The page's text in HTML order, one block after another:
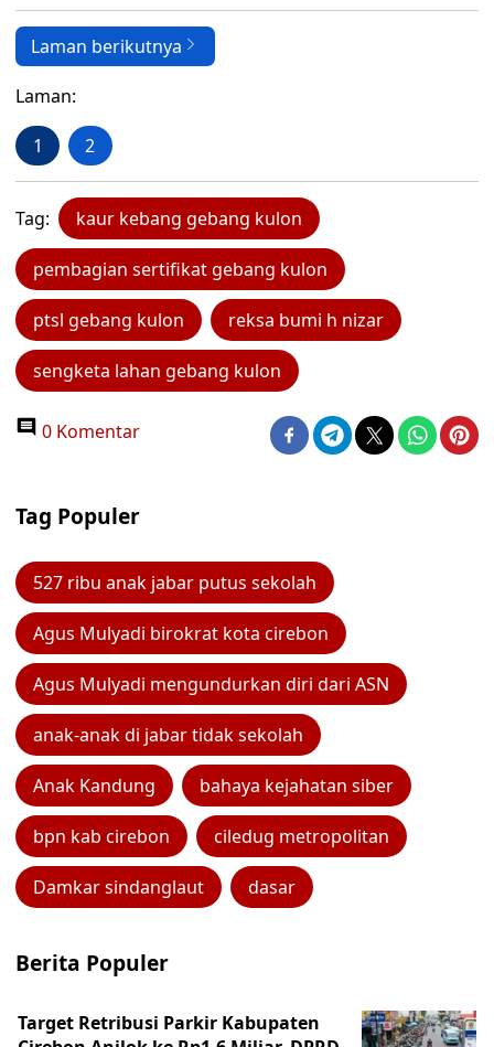
Laman berikutnya
Laman:
1 2
Tag: kaur kebang gebang kulon
pembagian sertifikat gebang kulon
ptsl gebang kulon reksa bumi h nizar
sengketa lahan gebang kulon
0 Komentar
Tag Populer
527 ribu anak jabar putus sekolah
Agus Mulyadi birokrat kota cirebon
Agus Mulyadi mengundurkan diri dari ASN
anak-anak di jabar tidak sekolah
Anak Kandung bahaya kejahatan siber
bpn kab cirebon ciledug metropolitan
Damkar sindanglaut dasar
Berita Populer
Target Retribusi Parkir Kabupaten